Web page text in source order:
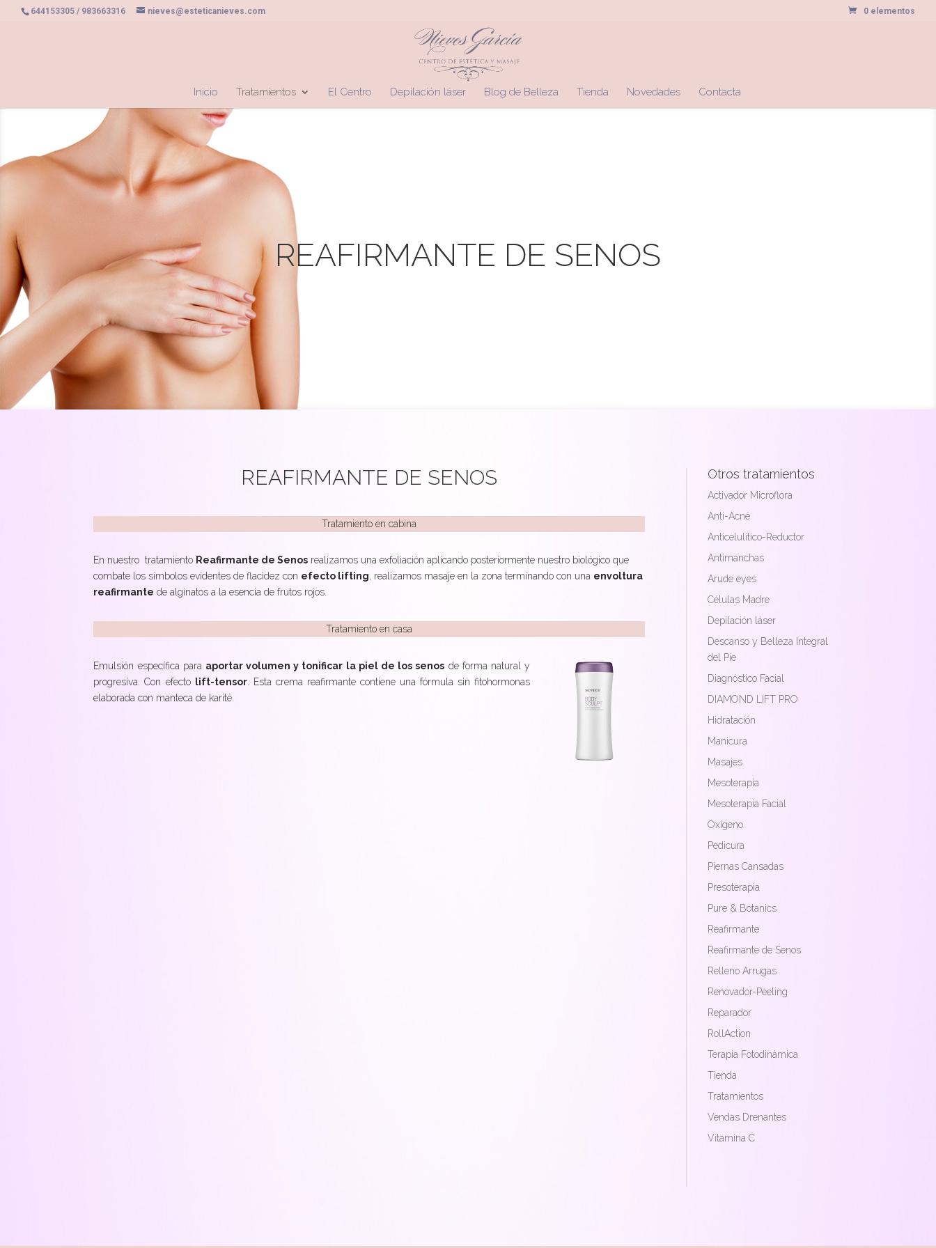
644153305 / 983663316 nieves@esteticanieves.com 0 elementos
Inicio Tratamientos El Centro Depilación láser Blog de Belleza Tienda Novedades Contacta
REAFIRMANTE DE SENOS
REAFIRMANTE DE SENOS
Tratamiento en cabina
En nuestro tratamiento Reafirmante de Senos realizamos una exfoliación aplicando posteriormente nuestro biológico que
combate los símbolos evidentes de flacidez con efecto lifting, realizamos masaje en la zona terminando con una envoltura
reafirmante de alginatos a la esencia de frutos rojos.
Tratamiento en casa
Emulsión específica para aportar volumen y tonificar la piel de los senos de forma natural y
progresiva. Con efecto lift-tensor. Esta crema reafirmante contiene una fórmula sin fitohormonas
elaborada con manteca de karité.
Otros tratamientos
Activador Microflora
Anti-Acné
Anticelulítico-Reductor
Antimanchas
Arude eyes
Células Madre
Depilación láser
Descanso y Belleza Integral
del Pie
Diagnóstico Facial
DIAMOND LIFT PRO
Hidratación
Manicura
Masajes
Mesoterapia
Mesoterapia Facial
Oxígeno
Pedicura
Piernas Cansadas
Presoterapia
Pure & Botanics
Reafirmante
Reafirmante de Senos
Relleno Arrugas
Renovador-Peeling
Reparador
RollAction
Terapia Fotodinámica
Tienda
Tratamientos
Vendas Drenantes
Vitamina C